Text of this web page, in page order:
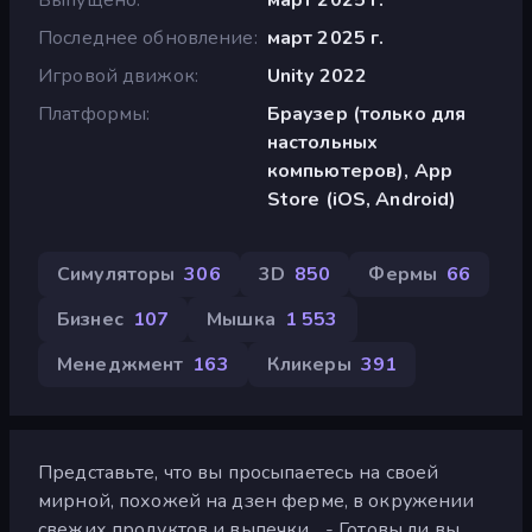
Последнее обновление
март 2025 г.
Игровой движок
Unity 2022
Платформы
Браузер (только для
настольных
компьютеров), App
Store (iOS, Android)
Симуляторы 306 3D 850 Фермы 66
Бизнес 107 Мышка 1 553
Менеджмент 163 Кликеры 391
Представьте, что вы просыпаетесь на своей
мирной, похожей на дзен ферме, в окружении